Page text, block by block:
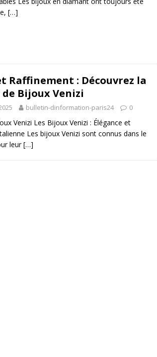
[…]
Raffinement : Découvrez la
Bijoux Venizi
bulletin-dinformation-paris24 0
Venizi Les Bijoux Venizi : Élégance et
Les bijoux Venizi sont connus dans le
leur[…]